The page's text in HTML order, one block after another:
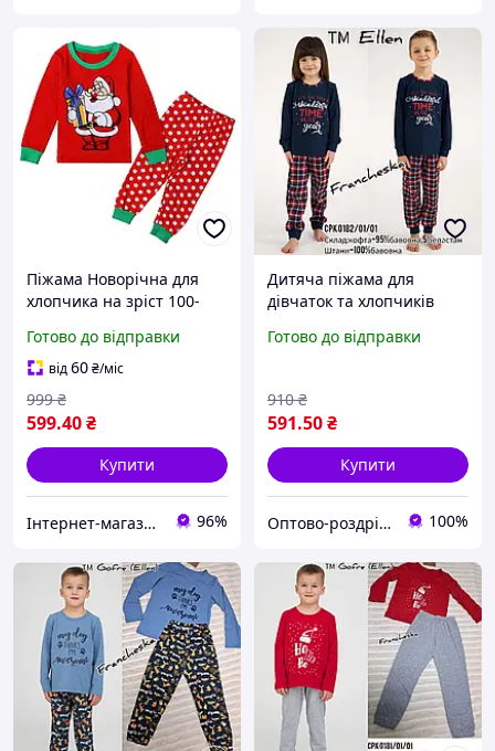
Піжама Новорічна для
хлопчика на зріст 100-
Готово до відправки
від60₴/міс
599.40₴
999 ₴
Купити
Інтернет-магазин "Uniqum Style". Створи свій унікальний стиль! 96%
Дитяча піжама для
дівчаток та хлопчиків
Готово до відправки
591.50₴
910 ₴
Купити
Оптово-роздрібний інтернет магазин "Francheska" 100%